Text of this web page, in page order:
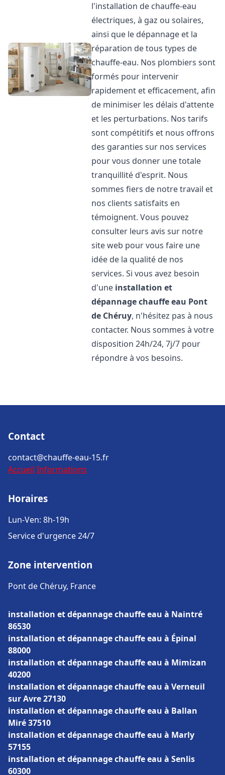
l'installation de chauffe-eau
électriques, à gaz ou solaires,
ainsi que le dépannage et la
réparation de tous types de
chauffe-eau. Nos plombiers sont
formés pour intervenir
rapidement et efficacement, afin
de minimiser les délais d'attente
et les perturbations. Nos tarifs
sont compétitifs et nous offrons
des garanties sur nos services
pour vous donner une totale
tranquillité d'esprit. Nous
sommes fiers de notre travail et
nos clients satisfaits en
témoignent. Vous pouvez
consulter leurs avis sur notre
site web pour vous faire une
idée de la qualité de nos
services. Si vous avez besoin
d'une installation et
dépannage chauffe eau Pont
de Chéruy, n'hésitez pas à nous
contacter. Nous sommes à votre
disposition 24h/24, 7j/7 pour
répondre à vos besoins.
Contact
contact@chauffe-eau-15.fr
Accueil Informations
Horaires
Lun-Ven: 8h-19h
Service d'urgence 24/7
Zone intervention
Pont de Chéruy, France
installation et dépannage chauffe eau à Naintré
86530
installation et dépannage chauffe eau à Épinal
88000
installation et dépannage chauffe eau à Mimizan
40200
installation et dépannage chauffe eau à Verneuil
sur Avre 27130
installation et dépannage chauffe eau à Ballan
Miré 37510
installation et dépannage chauffe eau à Marly
57155
installation et dépannage chauffe eau à Senlis
60300